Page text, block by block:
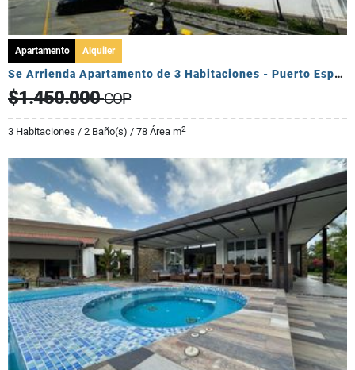
Apartamento Alquiler
Se Arrienda Apartamento de 3 Habitaciones - Puerto Espejo
$1.450.000COP
3 Habitaciones / 2 Baño(s) / 78 Área m2